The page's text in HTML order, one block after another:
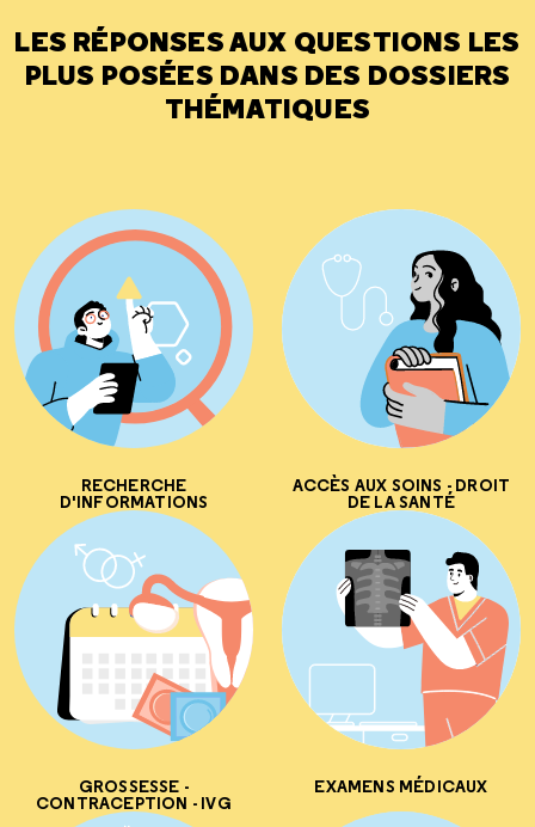
LES RÉPONSES AUX QUESTIONS LES
PLUS POSÉES DANS DES DOSSIERS
THÉMATIQUES
RECHERCHE
D'INFORMATIONS
ACCÈS AUX SOINS - DROIT
DE LA SANTÉ
GROSSESSE -
CONTRACEPTION - IVG
EXAMENS MÉDICAUX